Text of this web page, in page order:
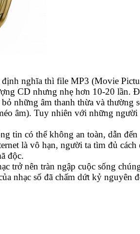
định nghĩa thì file MP3 (Movie
CD nhưng nhẹ hơn 10-20 lần.
những âm thanh thừa và thường
âm). Tuy nhiên với những người
tin có thể không an toàn, dẫn đến
là vô hạn, người ta tìm đủ cách
độc.
trở nên tràn ngập cuộc sống
nhạc số đã chấm dứt kỷ nguyên